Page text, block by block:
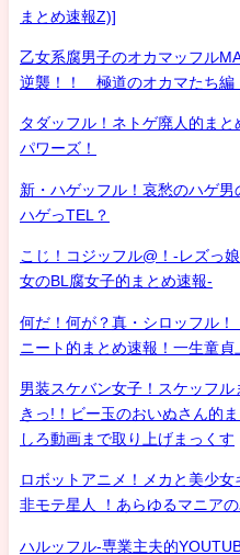
まとめ速報Z)]
乙女系腐男子のオカマッフル
逆襲！！ 極道のオカマたち編
タダッフル！ネトゲ廃人的ま
パワーズ！
新・ハゲッフル！哀愁のハゲ男
ハゲっTEL？
こじ！コジッフル@！-レズっ
女のBL腐女子的まとめ速報-
何だ！何が？真・シロッフ
ニート的まとめ速報！一生童貞
男装スケバン女子！スケッフ
きっ!！ビー玉のおいぬさん的
しろ動画まで取り上げまっくす
ロボットアニメ！メカと美少
非モテ星人 ！あらゆるマニア
ハルッフル-専業主夫的